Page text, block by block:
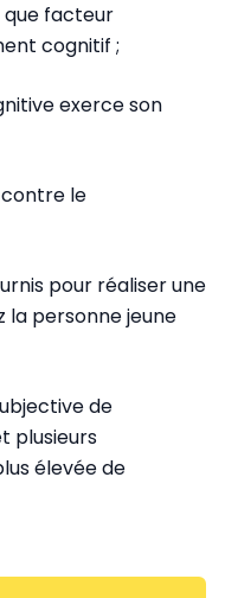
que facteur
cognitif ;
exerce son
le
pour réaliser une
la personne jeune
de
plusieurs
élevée de